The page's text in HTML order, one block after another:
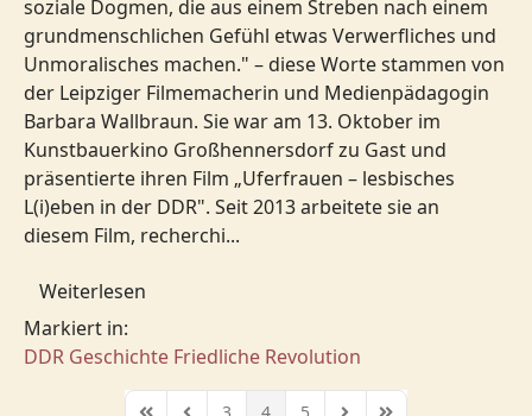
soziale Dogmen, die aus einem Streben nach einem
grundmenschlichen Gefühl etwas Verwerfliches und
Unmoralisches machen." – diese Worte stammen von
der Leipziger Filmemacherin und Medienpädagogin
Barbara Wallbraun. Sie war am 13. Oktober im
Kunstbauerkino Großhennersdorf zu Gast und
präsentierte ihren Film „Uferfrauen – lesbisches
L(i)eben in der DDR". Seit 2013 arbeitete sie an
diesem Film, recherchi...
Weiterlesen
Markiert in:
DDR Geschichte Friedliche Revolution